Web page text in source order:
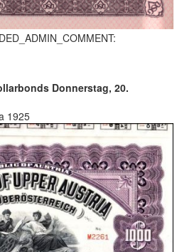
Donnerstag, 20.
1925